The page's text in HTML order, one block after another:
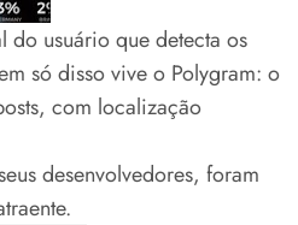
do usuário que detecta os
só disso vive o Polygram: o
com localização
desenvolvedores, foram